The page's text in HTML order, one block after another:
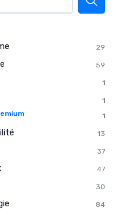
29
59
1
1
1
13
37
47
30
84